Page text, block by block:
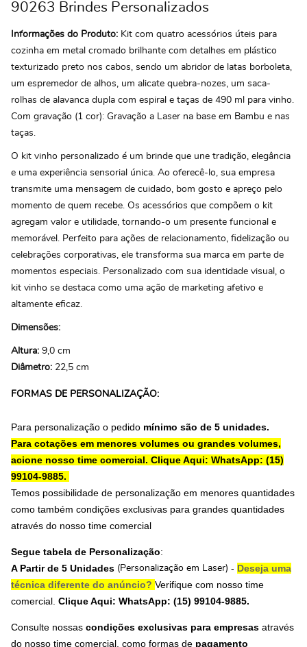
90263 Brindes Personalizados
Informações do Produto: Kit com quatro acessórios úteis para
cozinha em metal cromado brilhante com detalhes em plástico
texturizado preto nos cabos, sendo um abridor de latas borboleta,
um espremedor de alhos, um alicate quebra-nozes, um saca-
rolhas de alavanca dupla com espiral e taças de 490 ml para vinho.
Com gravação (1 cor): Gravação a Laser na base em Bambu e nas
taças.
O kit vinho personalizado é um brinde que une tradição, elegância
e uma experiência sensorial única. Ao oferecê-lo, sua empresa
transmite uma mensagem de cuidado, bom gosto e apreço pelo
momento de quem recebe. Os acessórios que compõem o kit
agregam valor e utilidade, tornando-o um presente funcional e
memorável. Perfeito para ações de relacionamento, fidelização ou
celebrações corporativas, ele transforma sua marca em parte de
momentos especiais. Personalizado com sua identidade visual, o
kit vinho se destaca como uma ação de marketing afetivo e
altamente eficaz.
Dimensões:
Altura: 9,0 cm
Diâmetro: 22,5 cm
FORMAS DE PERSONALIZAÇÃO:
Para personalização o pedido mínimo são de 5 unidades.
Para cotações em menores volumes ou grandes volumes,
acione nosso time comercial. Clique Aqui: WhatsApp: (15)
99104-9885.
Temos possibilidade de personalização em menores quantidades
como também condições exclusivas para grandes quantidades
através do nosso time comercial
Segue tabela de Personalização:
A Partir de 5 Unidades (Personalização em Laser) - Deseja uma
técnica diferente do anúncio? Verifique com nosso time
comercial. Clique Aqui: WhatsApp: (15) 99104-9885.
Consulte nossas condições exclusivas para empresas através
do nosso time comercial, como formas de pagamento